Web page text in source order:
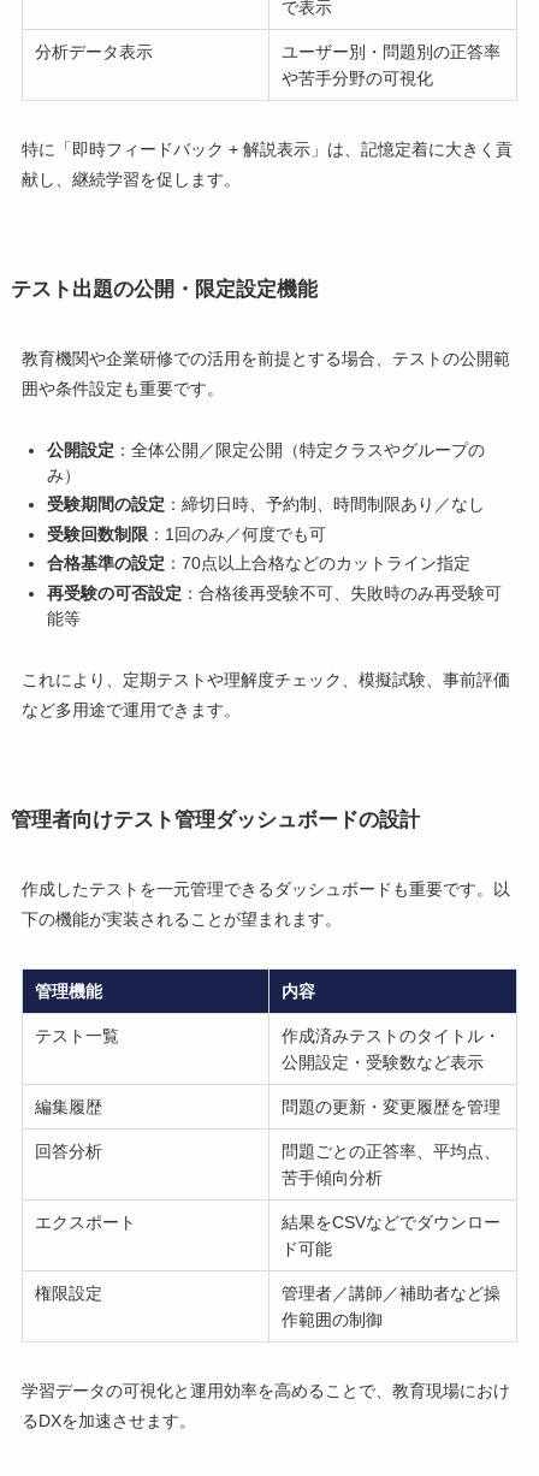
で表示
分析データ表示
ユーザー別・問題別の正答率
や苦手分野の可視化
特に「即時フィードバック + 解説表示」は、記憶定着に大きく貢
献し、継続学習を促します。
テスト出題の公開・限定設定機能
教育機関や企業研修での活用を前提とする場合、テストの公開範
囲や条件設定も重要です。
公開設定 ：全体公開／限定公開（特定クラスやグループの
み）
受験期間の設定 ：締切日時、予約制、時間制限あり／なし
受験回数制限 ：1回のみ／何度でも可
合格基準の設定 ：70点以上合格などのカットライン指定
再受験の可否設定 ：合格後再受験不可、失敗時のみ再受験可
能等
これにより、定期テストや理解度チェック、模擬試験、事前評価
など多用途で運用できます。
管理者向けテスト管理ダッシュボードの設計
作成したテストを一元管理できるダッシュボードも重要です。以
下の機能が実装されることが望まれます。
管理機能 内容
テスト一覧
作成済みテストのタイトル・
公開設定・受験数など表示
編集履歴 問題の更新・変更履歴を管理
回答分析
問題ごとの正答率、平均点、
苦手傾向分析
エクスポート
結果をCSVなどでダウンロー
ド可能
権限設定
管理者／講師／補助者など操
作範囲の制御
学習データの可視化と運用効率を高めることで、教育現場におけ
るDXを加速させます。